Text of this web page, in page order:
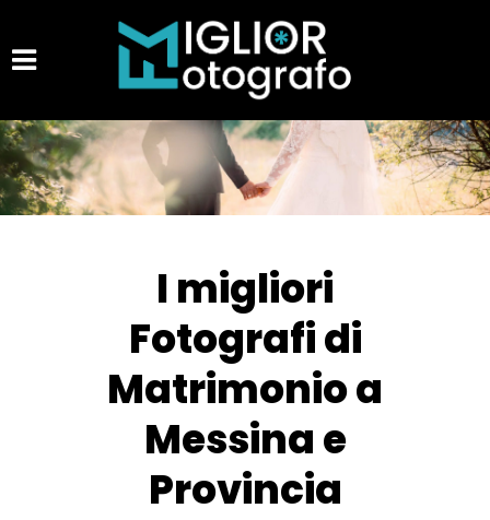
I migliori
Fotografi di
Matrimonio a
Messina e
Provincia